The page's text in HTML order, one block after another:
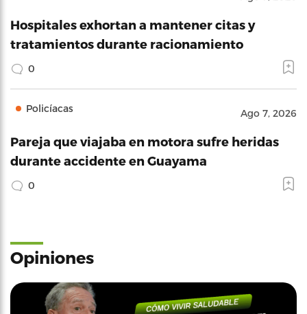
Hospitales exhortan a mantener citas y
tratamientos durante racionamiento
0
Policíacas Ago 7, 2026
Pareja que viajaba en motora sufre heridas
durante accidente en Guayama
0
Opiniones